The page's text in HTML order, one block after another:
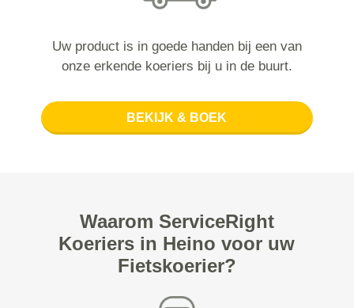
Uw product is in goede handen bij een van
onze erkende koeriers bij u in de buurt.
BEKIJK & BOEK
Waarom ServiceRight
Koeriers in Heino voor uw
Fietskoerier?